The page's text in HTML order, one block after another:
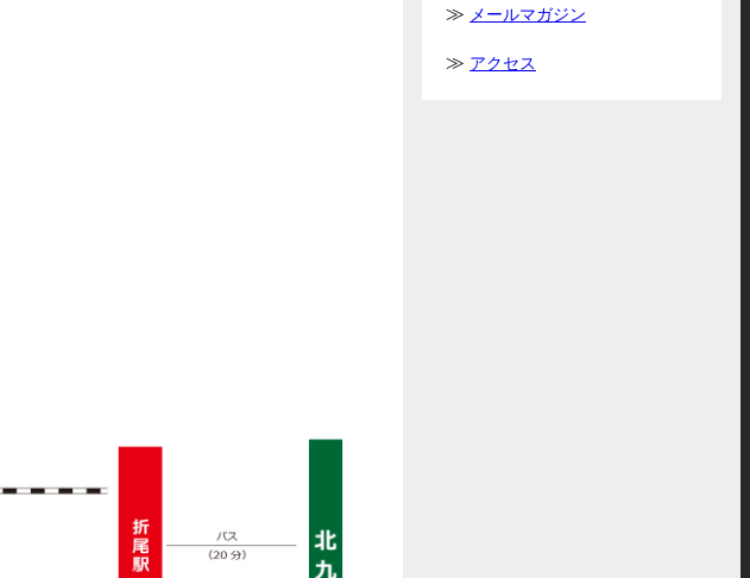
メールマガジン
アクセス